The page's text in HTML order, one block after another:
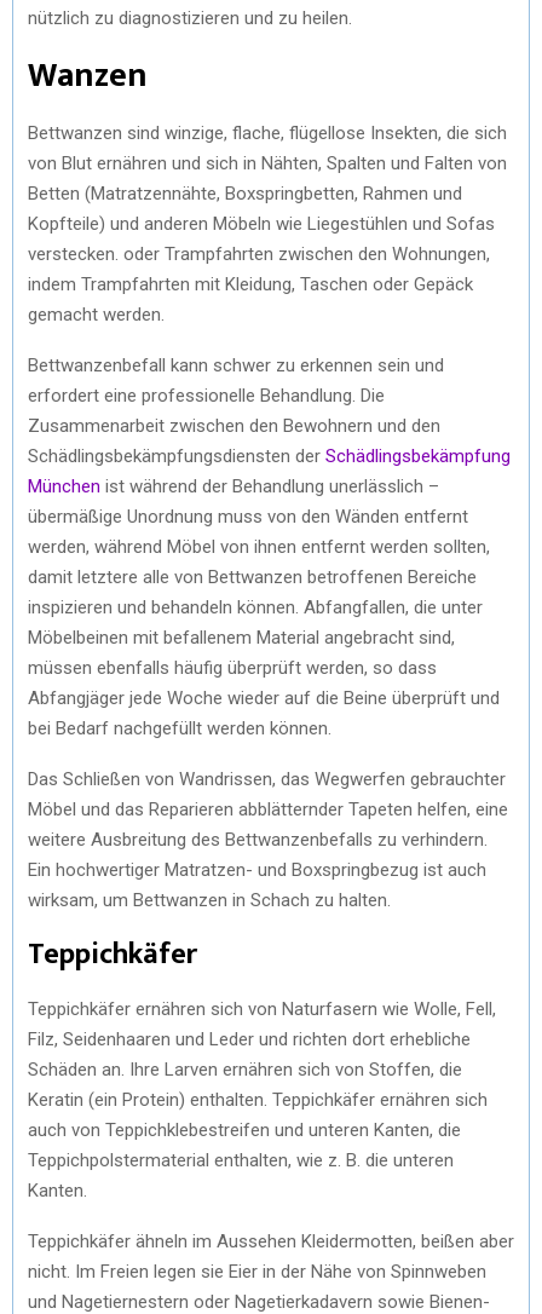
nützlich zu diagnostizieren und zu heilen.
Wanzen
Bettwanzen sind winzige, flache, flügellose Insekten, die sich
von Blut ernähren und sich in Nähten, Spalten und Falten von
Betten (Matratzennähte, Boxspringbetten, Rahmen und
Kopfteile) und anderen Möbeln wie Liegestühlen und Sofas
verstecken. oder Trampfahrten zwischen den Wohnungen,
indem Trampfahrten mit Kleidung, Taschen oder Gepäck
gemacht werden.
Bettwanzenbefall kann schwer zu erkennen sein und
erfordert eine professionelle Behandlung. Die
Zusammenarbeit zwischen den Bewohnern und den
Schädlingsbekämpfungsdiensten der Schädlingsbekämpfung
München ist während der Behandlung unerlässlich –
übermäßige Unordnung muss von den Wänden entfernt
werden, während Möbel von ihnen entfernt werden sollten,
damit letztere alle von Bettwanzen betroffenen Bereiche
inspizieren und behandeln können. Abfangfallen, die unter
Möbelbeinen mit befallenem Material angebracht sind,
müssen ebenfalls häufig überprüft werden, so dass
Abfangjäger jede Woche wieder auf die Beine überprüft und
bei Bedarf nachgefüllt werden können.
Das Schließen von Wandrissen, das Wegwerfen gebrauchter
Möbel und das Reparieren abblätternder Tapeten helfen, eine
weitere Ausbreitung des Bettwanzenbefalls zu verhindern.
Ein hochwertiger Matratzen- und Boxspringbezug ist auch
wirksam, um Bettwanzen in Schach zu halten.
Teppichkäfer
Teppichkäfer ernähren sich von Naturfasern wie Wolle, Fell,
Filz, Seidenhaaren und Leder und richten dort erhebliche
Schäden an. Ihre Larven ernähren sich von Stoffen, die
Keratin (ein Protein) enthalten. Teppichkäfer ernähren sich
auch von Teppichklebestreifen und unteren Kanten, die
Teppichpolstermaterial enthalten, wie z. B. die unteren
Kanten.
Teppichkäfer ähneln im Aussehen Kleidermotten, beißen aber
nicht. Im Freien legen sie Eier in der Nähe von Spinnweben
und Nagetiernestern oder Nagetierkadavern sowie Bienen-